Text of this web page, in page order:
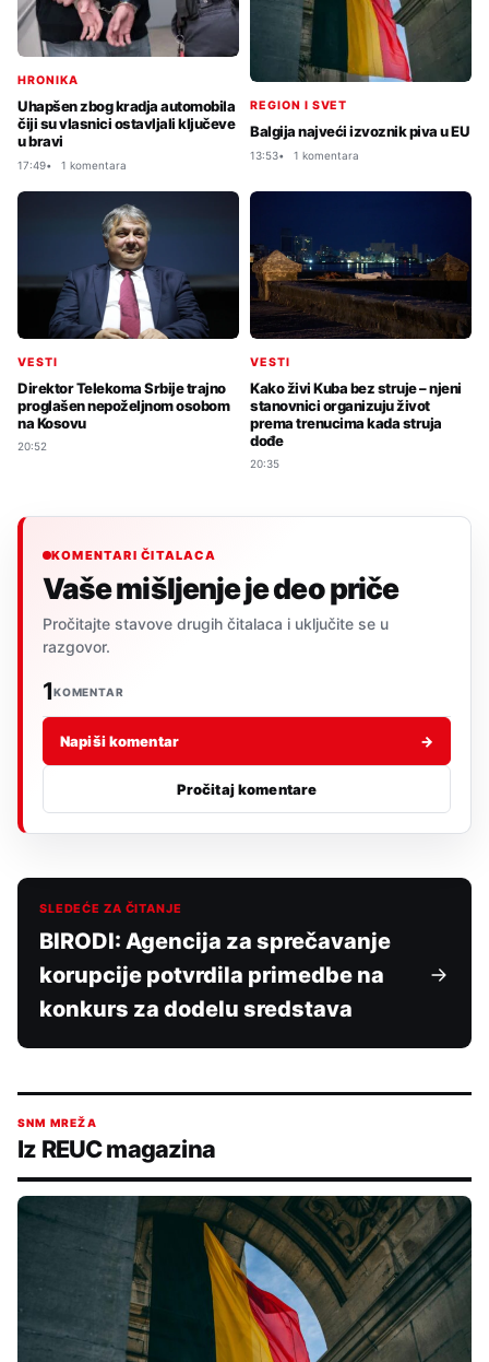
HRONIKA
Uhapšen zbog kradja automobila
čiji su vlasnici ostavljali ključeve
u bravi
17:49 1 komentara
REGION I SVET
Balgija najveći izvoznik piva u EU
13:53 1 komentara
VESTI
Direktor Telekoma Srbije trajno
proglašen nepoželjnom osobom
na Kosovu
20:52
VESTI
Kako živi Kuba bez struje – njeni
stanovnici organizuju život
prema trenucima kada struja
dođe
20:35
KOMENTARI ČITALACA
Vaše mišljenje je deo priče
Pročitajte stavove drugih čitalaca i uključite se u
razgovor.
1KOMENTAR
Napiši komentar →
Pročitaj komentare
SLEDEĆE ZA ČITANJE
BIRODI: Agencija za sprečavanje
korupcije potvrdila primedbe na
konkurs za dodelu sredstava
SNM MREŽA
Iz REUC magazina